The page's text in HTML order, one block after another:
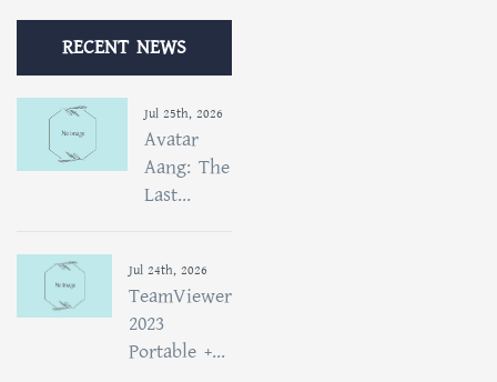
RECENT NEWS
Jul 25th, 2026
Avatar
Aang: The
Last...
Jul 24th, 2026
TeamViewer
2023
Portable +...